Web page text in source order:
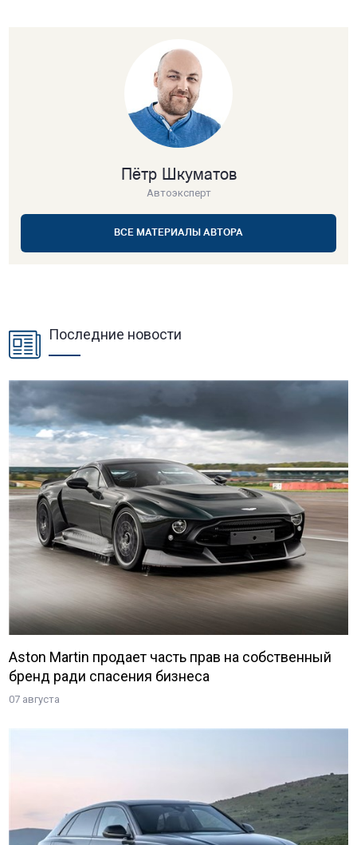
Пётр Шкуматов
Автоэксперт
ВСЕ МАТЕРИАЛЫ АВТОРА
Последние новости
Aston Martin продает часть прав на собственный
бренд ради спасения бизнеса
07 августа